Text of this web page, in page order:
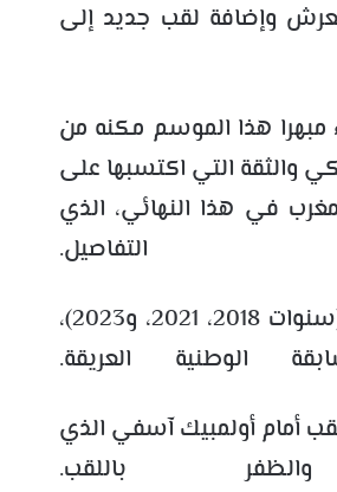
وإضافة لقب جديد إلى
مبهرا هذا الموسم مكنه من
والثقة التي اكتسبها على
في هذا النهائي، الذي
ويطمح نهضة بركان، المتوج سابقا بثلاثة ألقاب في كأس العرش (سنوات 2018، 2021، و2023)،
الوطنية العريقة.
أمام أولمبيك آسفي الذي
باللقب.